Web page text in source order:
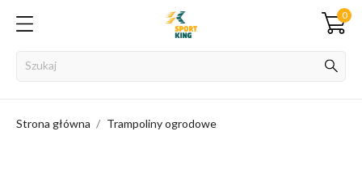
0
Strona główna Trampoliny ogrodowe